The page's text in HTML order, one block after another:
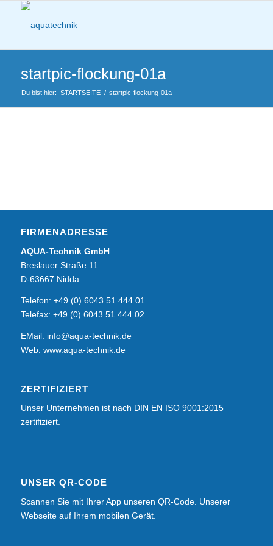
startpic-flockung-01a
Du bist hier: STARTSEITE / startpic-flockung-01a
FIRMENADRESSE
AQUA-Technik GmbH
Breslauer Straße 11
D-63667 Nidda
Telefon: +49 (0) 6043 51 444 01
Telefax: +49 (0) 6043 51 444 02
EMail: info@aqua-technik.de
Web: www.aqua-technik.de
ZERTIFIZIERT
Unser Unternehmen ist nach DIN EN ISO 9001:2015
zertifiziert.
UNSER QR-CODE
Scannen Sie mit Ihrer App unseren QR-Code. Unserer
Webseite auf Ihrem mobilen Gerät.